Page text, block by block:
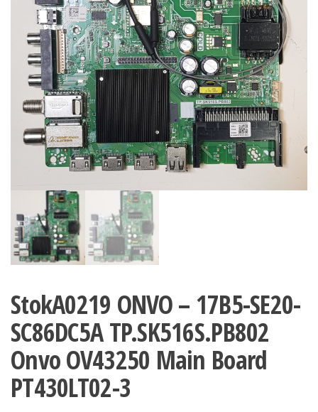
StokA0219 ONVO – 17B5-SE20-
SC86DC5A TP.SK516S.PB802
Onvo OV43250 Main Board
PT430LT02-3